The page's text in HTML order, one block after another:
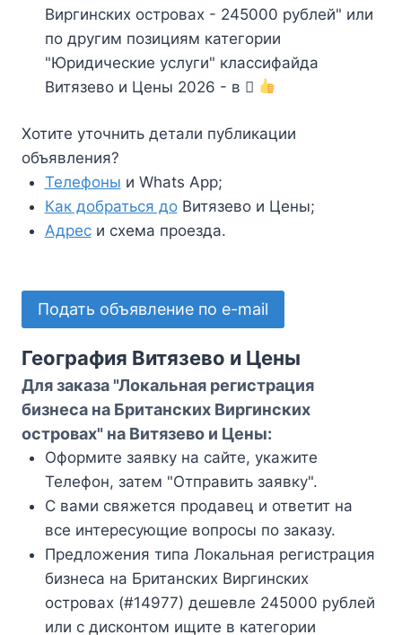
Виргинских островах - 245000 рублей" или
по другим позициям категории
"Юридические услуги" классифайда
Витязево и Цены 2026 - в
Хотите уточнить детали публикации
объявления?
Телефоны и Whats App;
Как добраться доВитязево и Цены;
Адреси схема проезда.
Подать объявление по e-mail
География Витязево и Цены
Для заказа "Локальная регистрация
бизнеса на Британских Виргинских
островах" на Витязево и Цены:
Оформите заявку на сайте, укажите
Телефон, затем "Отправить заявку".
С вами свяжется продавец и ответит на
все интересующие вопросы по заказу.
Предложения типа Локальная регистрация
бизнеса на Британских Виргинских
островах (#14977) дешевле 245000 рублей
или с дисконтом ищите в категории